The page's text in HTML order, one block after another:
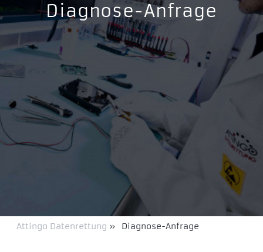
Diagnose-Anfrage
Attingo Datenrettung » Diagnose-Anfrage